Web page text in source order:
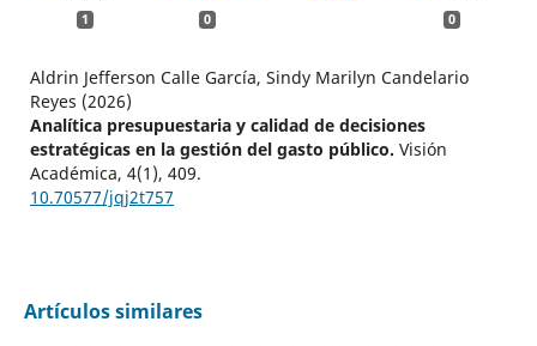
1 0 0
Aldrin Jefferson Calle García, Sindy Marilyn Candelario
Reyes (2026)
Analítica presupuestaria y calidad de decisiones
estratégicas en la gestión del gasto público. Visión
Académica, 4(1), 409.
10.70577/jqj2t757
Artículos similares